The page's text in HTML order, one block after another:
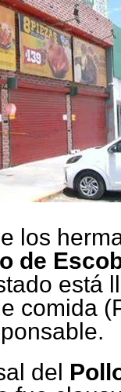
los
de
está
comida
del